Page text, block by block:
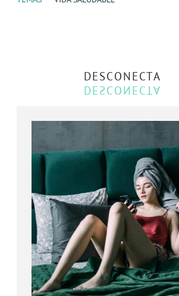
DESCONECTA